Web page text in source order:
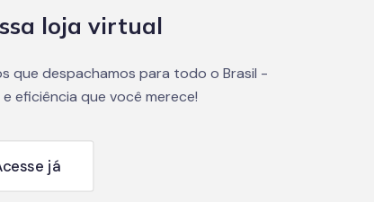
loja virtual
que despachamos para todo o Brasil -
eficiência que você merece!
já